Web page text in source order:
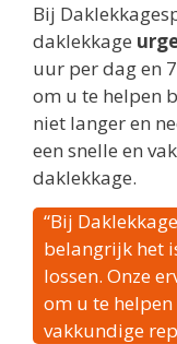
Bij
daklekkage
uur per dag en
om u te helpen
niet langer en
een snelle en
daklekkage.
“Bij
belangrijk het
lossen. Onze
om u te helpen
vakkundige